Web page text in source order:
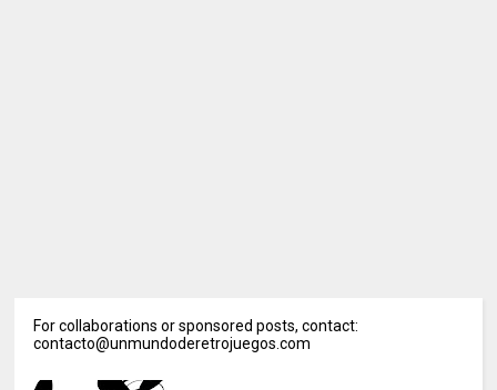
For collaborations or sponsored posts, contact:
contacto@unmundoderetrojuegos.com